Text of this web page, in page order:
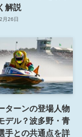
解説
月26日
ターンの登場人物
デル？波多野・青
手との共通点を詳